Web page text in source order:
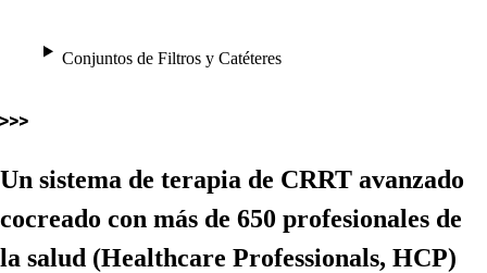
Conjuntos de Filtros y Catéteres
Un sistema de terapia de CRRT avanzado
cocreado con más de 650 profesionales de
la salud (Healthcare Professionals, HCP)